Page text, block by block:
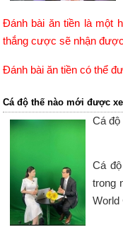
Đánh bài ăn tiền là một
thắng cược sẽ nhận
Đánh bài ăn tiền có thể
Cá độ thế nào mới được
Cá
Cá
trong
World